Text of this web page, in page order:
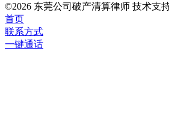
©2026 东莞公司破产清算律师 技术支持
首页
联系方式
一键通话